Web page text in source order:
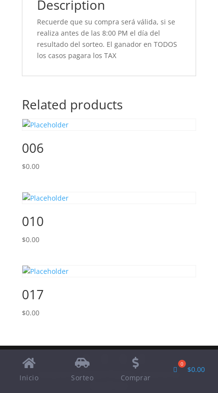
Description
Recuerde que su compra será válida, si se
realiza antes de las 8:00 PM el día del
resultado del sorteo. El ganador en TODOS
los casos pagara los TAX
Related products
006
$0.00
010
$0.00
017
$0.00
Designed by Elegant Themes
| Powered by
Inicio Sorteo Comprar
$0.00